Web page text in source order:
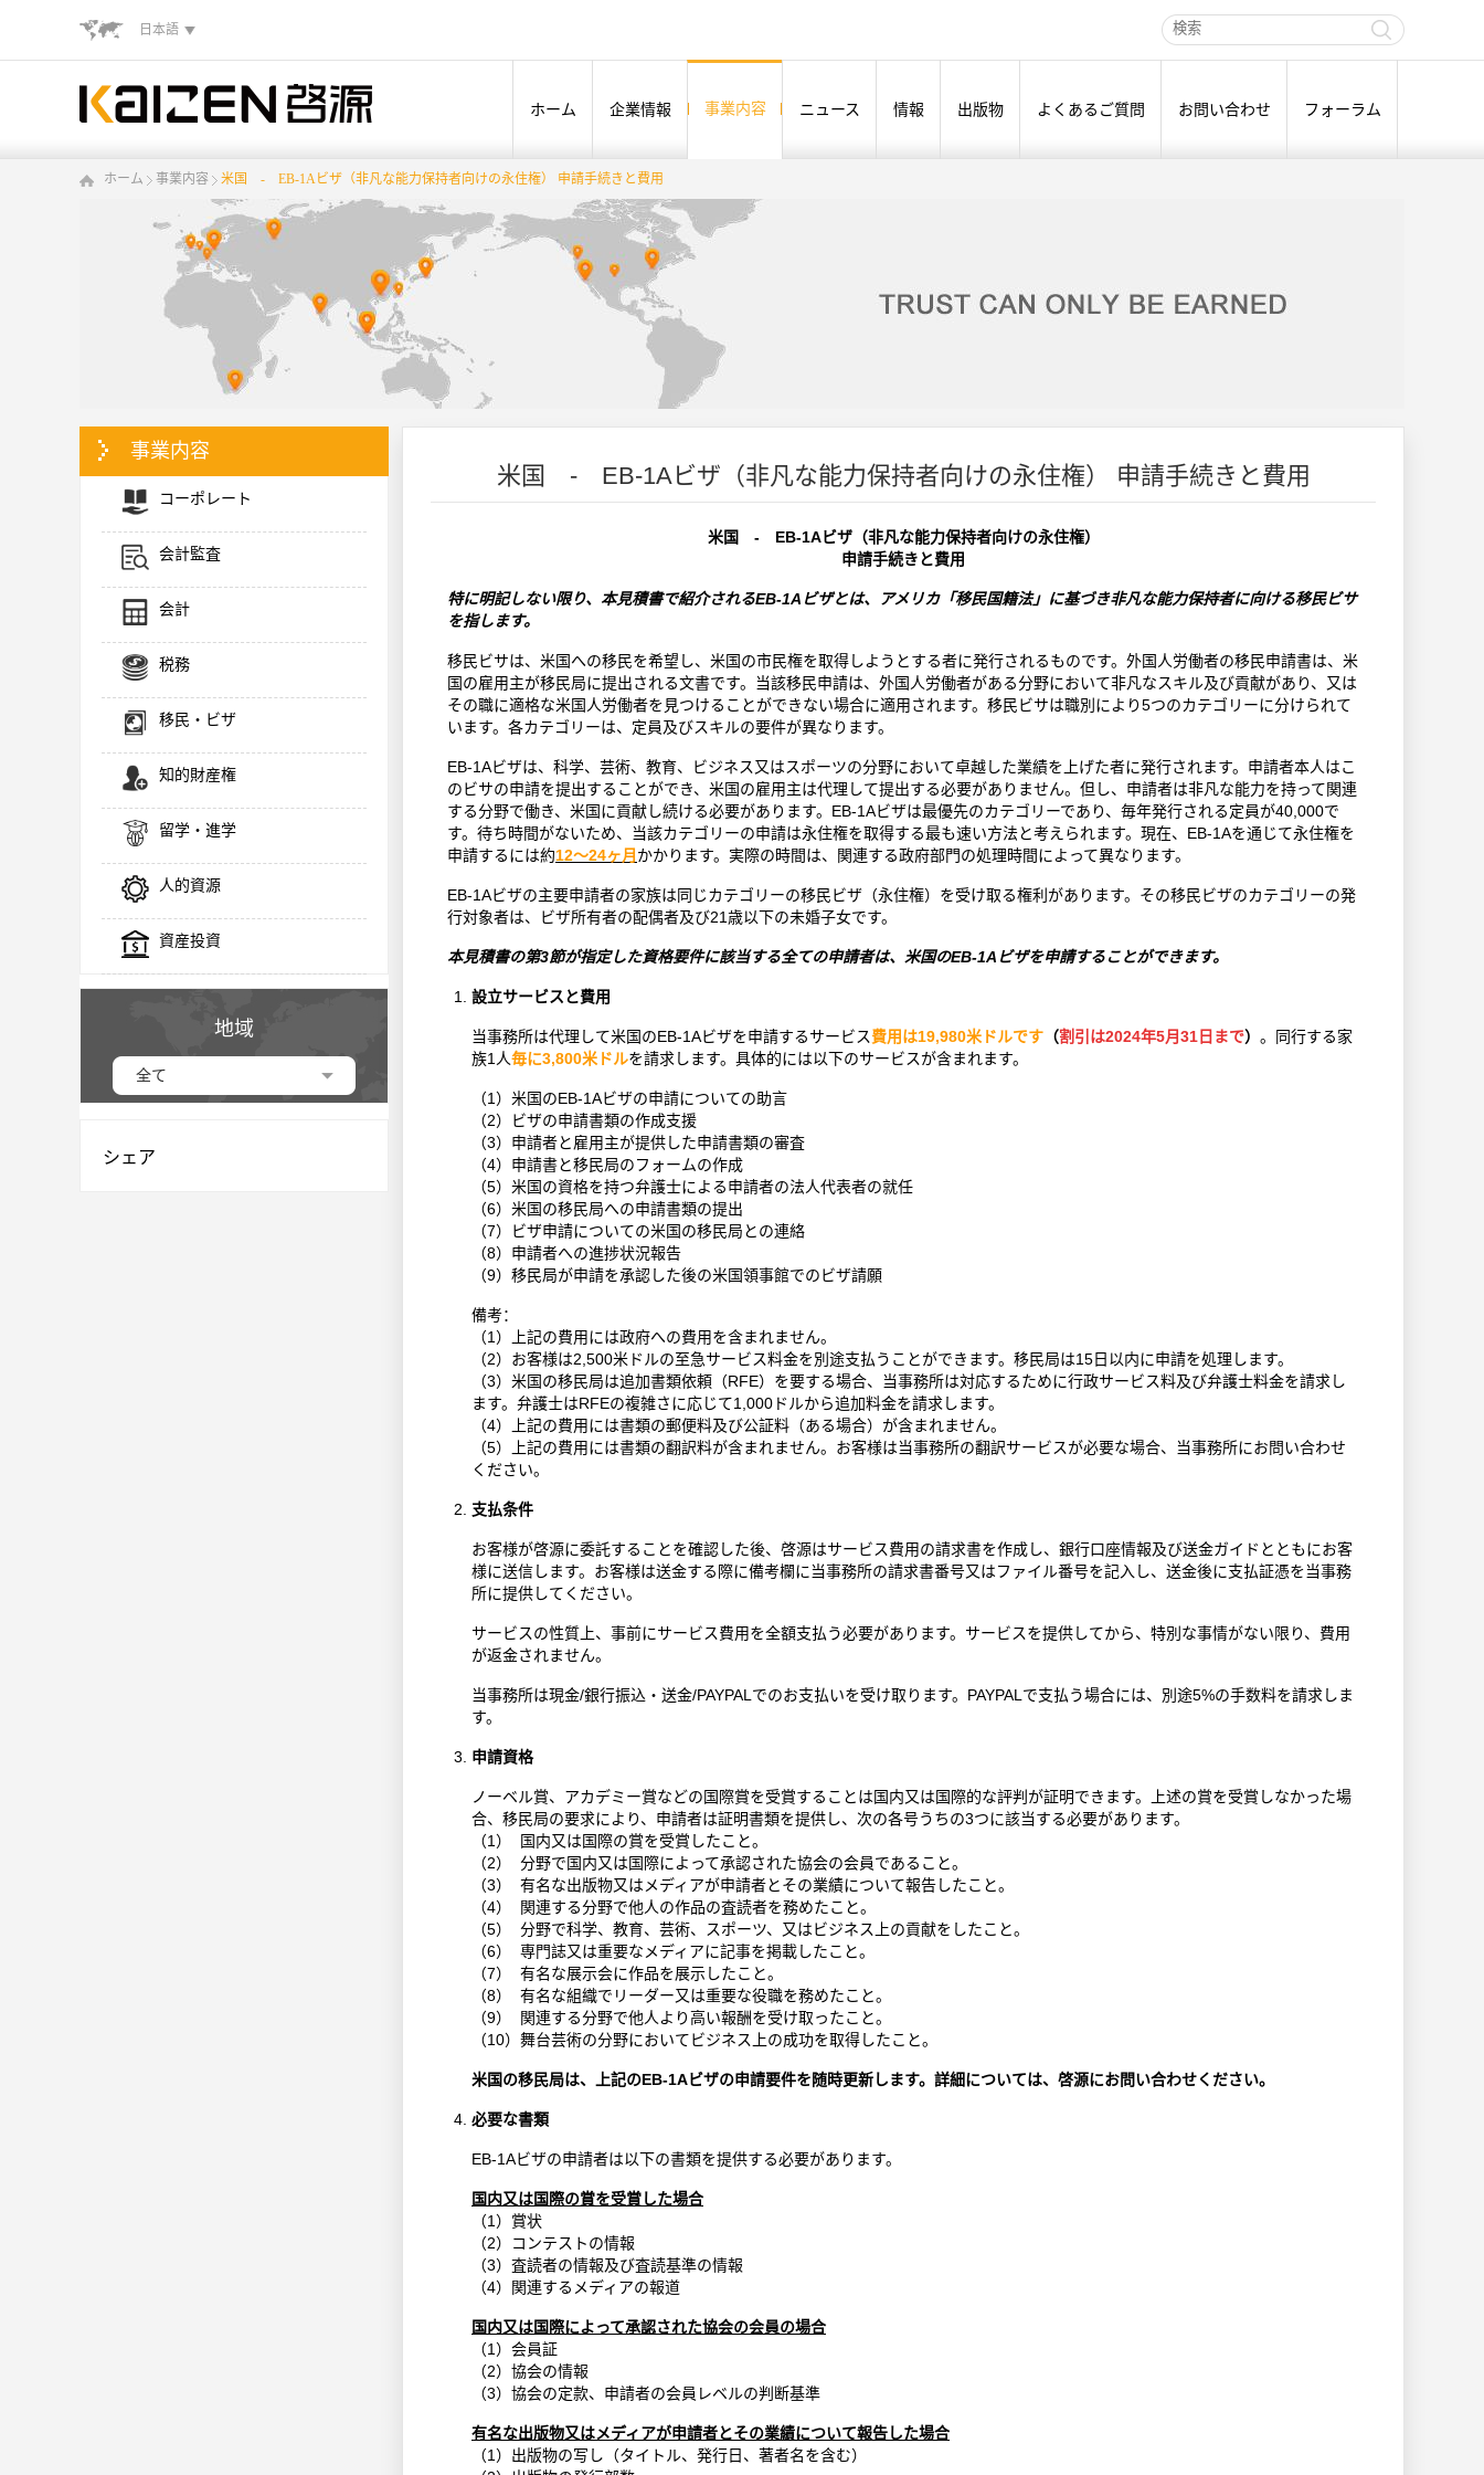
日本語
ホーム 企業情報 事業内容 ニュース 情報 出版物 よくあるご質問 お問い合わせ フォーラム
ホーム 事業内容 米国 ‐ EB-1Aビザ（非凡な能力保持者向けの永住権） 申請手続きと費用
米国 ‐ EB-1Aビザ（非凡な能力保持者向けの永住権） 申請手続きと費用
米国 ‐ EB-1Aビザ（非凡な能力保持者向けの永住権）
申請手続きと費用
特に明記しない限り、本見積書で紹介されるEB-1Aビザとは、アメリカ「移民国籍法」に基づき非凡な能力保持者に向ける移民ビサ
を指します。
移民ビサは、米国への移民を希望し、米国の市民権を取得しようとする者に発行されるものです。外国人労働者の移民申請書は、米
国の雇用主が移民局に提出される文書です。当該移民申請は、外国人労働者がある分野において非凡なスキル及び貢献があり、又は
その職に適格な米国人労働者を見つけることができない場合に適用されます。移民ビサは職別により5つのカテゴリーに分けられて
います。各カテゴリーは、定員及びスキルの要件が異なります。
EB-1Aビザは、科学、芸術、教育、ビジネス又はスポーツの分野において卓越した業績を上げた者に発行されます。申請者本人はこ
のビサの申請を提出することができ、米国の雇用主は代理して提出する必要がありません。但し、申請者は非凡な能力を持って関連
する分野で働き、米国に貢献し続ける必要があります。EB-1Aビザは最優先のカテゴリーであり、毎年発行される定員が40,000で
す。待ち時間がないため、当該カテゴリーの申請は永住権を取得する最も速い方法と考えられます。現在、EB-1Aを通じて永住権を
申請するには約12～24ヶ月 かかります。実際の時間は、関連する政府部門の処理時間によって異なります。
EB-1Aビザの主要申請者の家族は同じカテゴリーの移民ビザ（永住権）を受け取る権利があります。その移民ビザのカテゴリーの発
行対象者は、ビザ所有者の配偶者及び21歳以下の未婚子女です。
本見積書の第3節が指定した資格要件に該当する全ての申請者は、米国のEB-1Aビザを申請することができます。
設立サービスと費用
当事務所は代理して米国のEB-1Aビザを申請するサービス費用は19,980米ドルです （割引は2024年5月31日まで） 。同行する家
族1人毎に3,800米ドルを請求します。具体的には以下のサービスが含まれます。
（1）米国のEB-1Aビザの申請についての助言
（2）ビザの申請書類の作成支援
（3）申請者と雇用主が提供した申請書類の審査
（4）申請書と移民局のフォームの作成
（5）米国の資格を持つ弁護士による申請者の法人代表者の就任
（6）米国の移民局への申請書類の提出
（7）ビザ申請についての米国の移民局との連絡
（8）申請者への進捗状況報告
（9）移民局が申請を承認した後の米国領事館でのビザ請願
備考：
（1）上記の費用には政府への費用を含まれません。
（2）お客様は2,500米ドルの至急サービス料金を別途支払うことができます。移民局は15日以内に申請を処理します。
（3）米国の移民局は追加書類依頼（RFE）を要する場合、当事務所は対応するために行政サービス料及び弁護士料金を請求し
ます。弁護士はRFEの複雑さに応じて1,000ドルから追加料金を請求します。
（4）上記の費用には書類の郵便料及び公証料（ある場合）が含まれません。
（5）上記の費用には書類の翻訳料が含まれません。お客様は当事務所の翻訳サービスが必要な場合、当事務所にお問い合わせ
ください。
支払条件
お客様が啓源に委託することを確認した後、啓源はサービス費用の請求書を作成し、銀行口座情報及び送金ガイドとともにお客
様に送信します。お客様は送金する際に備考欄に当事務所の請求書番号又はファイル番号を記入し、送金後に支払証憑を当事務
所に提供してください。
サービスの性質上、事前にサービス費用を全額支払う必要があります。サービスを提供してから、特別な事情がない限り、費用
が返金されません。
当事務所は現金/銀行振込・送金/PAYPALでのお支払いを受け取ります。PAYPALで支払う場合には、別途5%の手数料を請求しま
す。
申請資格
ノーベル賞、アカデミー賞などの国際賞を受賞することは国内又は国際的な評判が証明できます。上述の賞を受賞しなかった場
合、移民局の要求により、申請者は証明書類を提供し、次の各号うちの3つに該当する必要があります。
（1） 国内又は国際の賞を受賞したこと。
（2） 分野で国内又は国際によって承認された協会の会員であること。
（3） 有名な出版物又はメディアが申請者とその業績について報告したこと。
（4） 関連する分野で他人の作品の査読者を務めたこと。
（5） 分野で科学、教育、芸術、スポーツ、又はビジネス上の貢献をしたこと。
（6） 専門誌又は重要なメディアに記事を掲載したこと。
（7） 有名な展示会に作品を展示したこと。
（8） 有名な組織でリーダー又は重要な役職を務めたこと。
（9） 関連する分野で他人より高い報酬を受け取ったこと。
（10）舞台芸術の分野においてビジネス上の成功を取得したこと。
米国の移民局は、上記のEB-1Aビザの申請要件を随時更新します。詳細については、啓源にお問い合わせください。
必要な書類
EB-1Aビザの申請者は以下の書類を提供する必要があります。
国内又は国際の賞を受賞した場合
（1）賞状
（2）コンテストの情報
（3）査読者の情報及び査読基準の情報
（4）関連するメディアの報道
国内又は国際によって承認された協会の会員の場合
（1）会員証
（2）協会の情報
（3）協会の定款、申請者の会員レベルの判断基準
有名な出版物又はメディアが申請者とその業績について報告した場合
（1）出版物の写し（タイトル、発行日、著者名を含む）
事業内容
コーポレート
会計監査
会計
税務
移民・ビザ
知的財産権
留学・進学
人的資源
資産投資
地域
全て
シェア